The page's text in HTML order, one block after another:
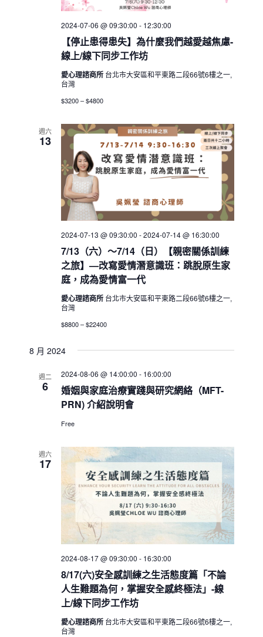
【停止患得患失】為什麼我們越愛越焦慮-
線上/線下同步工作坊
2024-07-06 @ 09:30:00 - 12:30:00
愛心理諮商所 台北市大安區和平東路二段66號6樓之一,
台灣
$3200 – $4800
週六
13
7/13（六）～7/14（日）【親密關係訓練
之旅】—改寫愛情潛意識班：跳脫原生家
庭，成為愛情富一代
2024-07-13 @ 09:30:00 -2024-07-14 @ 16:30:00
愛心理諮商所 台北市大安區和平東路二段66號6樓之一,
台灣
$8800 – $22400
8 月 2024
週二
6
婚姻與家庭治療實踐與研究網絡（MFT-
PRN) 介紹說明會
2024-08-06 @ 14:00:00 - 16:00:00
Free
週六
17
8/17(六)安全感訓練之生活態度篇「不論
人生難題為何，掌握安全感終極法」-線
上/線下同步工作坊
2024-08-17 @ 09:30:00 - 16:30:00
愛心理諮商所 台北市大安區和平東路二段66號6樓之一,
台灣